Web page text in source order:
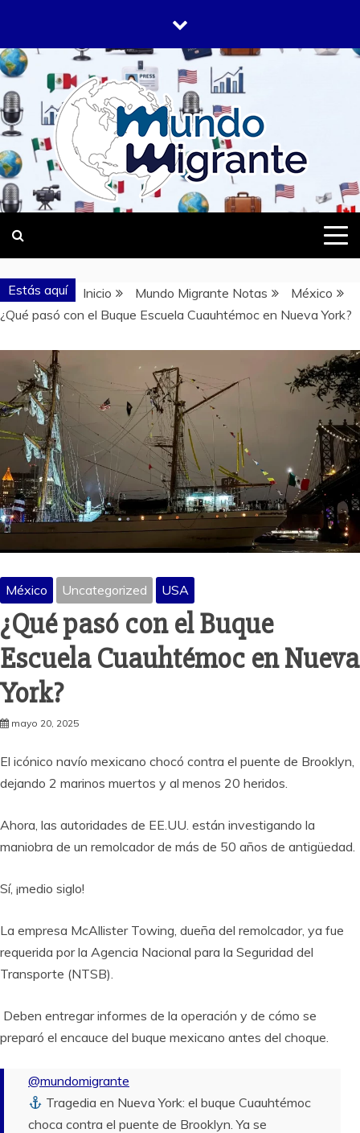
contenido
MUNDO
MIGRANTE
DONDE TODOS SOMOS MIGRANTES
Estás aquí Inicio Mundo Migrante Notas
México
¿Qué pasó con el Buque Escuela Cuauhtémoc en Nueva York?
México Uncategorized USA
¿Qué pasó con el Buque
Escuela Cuauhtémoc en Nueva
York?
mayo 20, 2025
El icónico navío mexicano chocó contra el puente de Brooklyn,
dejando 2 marinos muertos y al menos 20 heridos.
Ahora, las autoridades de EE.UU. están investigando la
maniobra de un remolcador de más de 50 años de antigüedad.
Sí, ¡medio siglo!
La empresa McAllister Towing, dueña del remolcador, ya fue
requerida por la Agencia Nacional para la Seguridad del
Transporte (NTSB).
Deben entregar informes de la operación y de cómo se
preparó el encauce del buque mexicano antes del choque.
@mundomigrante
Tragedia en Nueva York: el buque Cuauhtémoc
choca contra el puente de Brooklyn. Ya se